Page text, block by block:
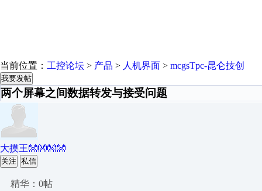
当前位置： 工控论坛 > 产品 > 人机界面 > mcgsTpc-昆仑技创
我要发帖
两个屏幕之间数据转发与接受问题
大摸王👐👐👐👐
关注 私信
精华：0帖